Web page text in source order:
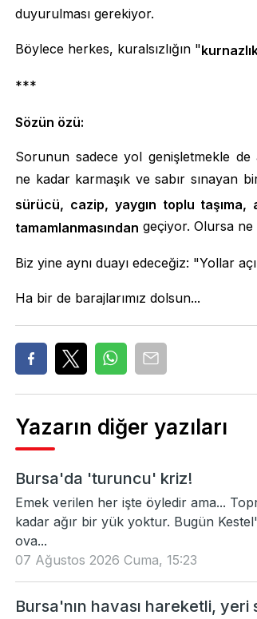
duyurulması gerekiyor.
Böylece herkes, kuralsızlığın "
***
Sözün özü:
Sorunun sadece yol genişletmekle de
ne kadar karmaşık ve sabır sınayan
sürücü, cazip, yaygın toplu taşıma,
tamamlanmasından geçiyor. Olursa ne
Biz yine aynı duayı edeceğiz: "Yollar
Ha bir de barajlarımız dolsun...
Yazarın diğer yazıları
Bursa'da 'turuncu' kriz!
Emek verilen her işte öyledir ama...
kadar ağır bir yük yoktur. Bugün
ova...
07 Ağustos 2026 Cuma, 15:23
Bursa'nın havası hareketli, yeri